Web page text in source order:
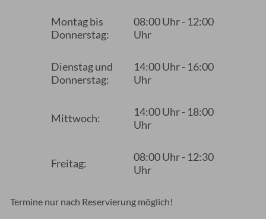
Montag bis
Donnerstag:
08:00 Uhr - 12:00
Uhr
Dienstag und
Donnerstag:
14:00 Uhr - 16:00
Uhr
Mittwoch:
14:00 Uhr - 18:00
Uhr
Freitag:
08:00 Uhr - 12:30
Uhr
Termine nur nach Reservierung möglich!